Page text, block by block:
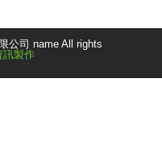
公司 name All rights
訊製作